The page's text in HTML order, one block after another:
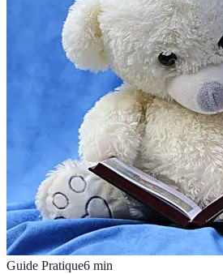
Guide Pratique6 min